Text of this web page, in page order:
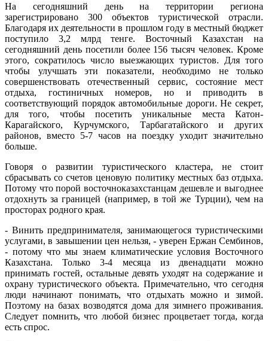
На сегодняшний день на территории региона
зарегистрировано 300 объектов туристической отрасли.
Благодаря их деятельности в прошлом году в местный бюджет
поступило 3,2 млрд тенге. Восточный Казахстан на
сегодняшний день посетили более 156 тысяч человек. Кроме
этого, сократилось число выезжающих туристов. Для того
чтобы улучшать эти показатели, необходимо не только
совершенствовать отечественный сервис, состояние мест
отдыха, гостиничных номеров, но и приводить в
соответствующий порядок автомобильные дороги. Не секрет,
для того, чтобы посетить уникальные места Катон-
Карагайского, Курчумского, Тарбагатайского и других
районов, вместо 5-7 часов на поездку уходит значительно
больше.
Говоря о развитии туристического кластера, не стоит
сбрасывать со счетов ценовую политику местных баз отдыха.
Потому что порой восточноказахстанцам дешевле и выгоднее
отдохнуть за границей (например, в той же Турции), чем на
просторах родного края.
- Винить предпринимателя, занимающегося туристическими
услугами, в завышении цен нельзя, - уверен Ержан Сембинов,
- потому что мы знаем климатические условия Восточного
Казахстана. Только 3-4 месяца из двенадцати можно
принимать гостей, остальные девять уходят на содержание и
охрану туристического объекта. Примечательно, что сегодня
люди начинают понимать, что отдыхать можно и зимой.
Поэтому на базах возводятся дома для зимнего проживания.
Следует помнить, что любой бизнес процветает тогда, когда
есть спрос.